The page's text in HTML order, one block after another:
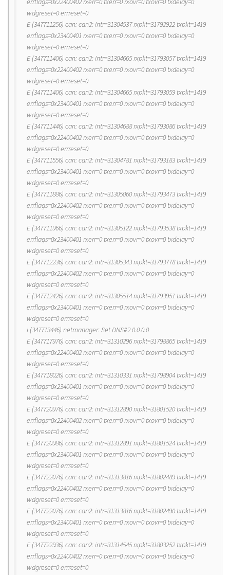
wdgreset=0 errreset=0
E (347711256) can: can2: intr=31304537 rxpkt=31792922 txpkt=1419
errflags=0x23400401 rxerr=0 txerr=0 rxovr=0 txovr=0 txdelay=0
wdgreset=0 errreset=0
E (347711406) can: can2: intr=31304665 rxpkt=31793057 txpkt=1419
errflags=0x22400402 rxerr=0 txerr=0 rxovr=0 txovr=0 txdelay=0
wdgreset=0 errreset=0
E (347711406) can: can2: intr=31304665 rxpkt=31793059 txpkt=1419
errflags=0x23400401 rxerr=0 txerr=0 rxovr=0 txovr=0 txdelay=0
wdgreset=0 errreset=0
E (347711446) can: can2: intr=31304688 rxpkt=31793086 txpkt=1419
errflags=0x22400402 rxerr=0 txerr=0 rxovr=0 txovr=0 txdelay=0
wdgreset=0 errreset=0
E (347711556) can: can2: intr=31304781 rxpkt=31793183 txpkt=1419
errflags=0x23400401 rxerr=0 txerr=0 rxovr=0 txovr=0 txdelay=0
wdgreset=0 errreset=0
E (347711886) can: can2: intr=31305060 rxpkt=31793473 txpkt=1419
errflags=0x22400402 rxerr=0 txerr=0 rxovr=0 txovr=0 txdelay=0
wdgreset=0 errreset=0
E (347711966) can: can2: intr=31305122 rxpkt=31793538 txpkt=1419
errflags=0x23400401 rxerr=0 txerr=0 rxovr=0 txovr=0 txdelay=0
wdgreset=0 errreset=0
E (347712236) can: can2: intr=31305343 rxpkt=31793778 txpkt=1419
errflags=0x22400402 rxerr=0 txerr=0 rxovr=0 txovr=0 txdelay=0
wdgreset=0 errreset=0
E (347712426) can: can2: intr=31305514 rxpkt=31793951 txpkt=1419
errflags=0x23400401 rxerr=0 txerr=0 rxovr=0 txovr=0 txdelay=0
wdgreset=0 errreset=0
I (347713446) netmanager: Set DNS#2 0.0.0.0
E (347717976) can: can2: intr=31310296 rxpkt=31798865 txpkt=1419
errflags=0x22400402 rxerr=0 txerr=0 rxovr=0 txovr=0 txdelay=0
wdgreset=0 errreset=0
E (347718026) can: can2: intr=31310331 rxpkt=31798904 txpkt=1419
errflags=0x23400401 rxerr=0 txerr=0 rxovr=0 txovr=0 txdelay=0
wdgreset=0 errreset=0
E (347720976) can: can2: intr=31312890 rxpkt=31801520 txpkt=1419
errflags=0x22400402 rxerr=0 txerr=0 rxovr=0 txovr=0 txdelay=0
wdgreset=0 errreset=0
E (347720986) can: can2: intr=31312891 rxpkt=31801524 txpkt=1419
errflags=0x23400401 rxerr=0 txerr=0 rxovr=0 txovr=0 txdelay=0
wdgreset=0 errreset=0
E (347722076) can: can2: intr=31313816 rxpkt=31802489 txpkt=1419
errflags=0x22400402 rxerr=0 txerr=0 rxovr=0 txovr=0 txdelay=0
wdgreset=0 errreset=0
E (347722076) can: can2: intr=31313816 rxpkt=31802490 txpkt=1419
errflags=0x23400401 rxerr=0 txerr=0 rxovr=0 txovr=0 txdelay=0
wdgreset=0 errreset=0
E (347722936) can: can2: intr=31314545 rxpkt=31803252 txpkt=1419
errflags=0x22400402 rxerr=0 txerr=0 rxovr=0 txovr=0 txdelay=0
wdgreset=0 errreset=0